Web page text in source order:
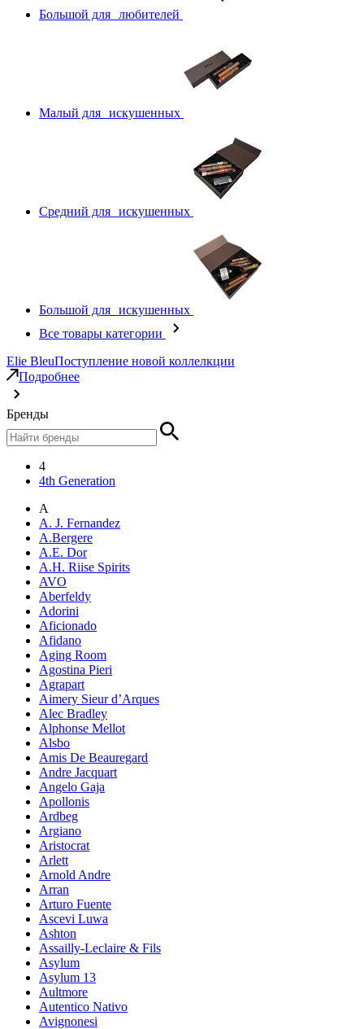
Большой для любителей
Малый для искушенных
Средний для искушенных
Большой для искушенных
Все товары категории
Elie BleuПоступление новой коллелкции
Подробнее
Бренды
4
4th Generation
A
A. J. Fernandez
A.Bergere
A.E. Dor
A.H. Riise Spirits
AVO
Aberfeldy
Adorini
Aficionado
Afidano
Aging Room
Agostina Pieri
Agrapart
Aimery Sieur d’Arques
Alec Bradley
Alphonse Mellot
Alsbo
Amis De Beauregard
Andre Jacquart
Angelo Gaja
Apollonis
Ardbeg
Argiano
Aristocrat
Arlett
Arnold Andre
Arran
Arturo Fuente
Ascevi Luwa
Ashton
Assailly-Leclaire & Fils
Asylum
Asylum 13
Aultmore
Autentico Nativo
Avignonesi